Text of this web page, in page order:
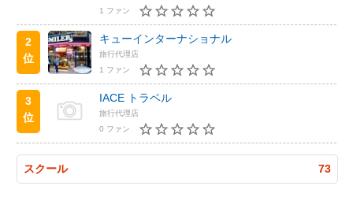
1 ファン
2
位
キューインターナショナル
旅行代理店
1 ファン
3
位
IACE トラベル
旅行代理店
0 ファン
スクール 73